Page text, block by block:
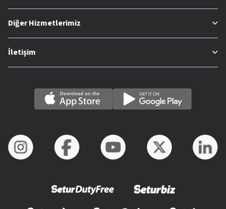
Diğer Hizmetlerimiz
İletişim